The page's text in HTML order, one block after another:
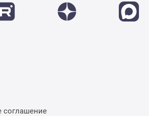
соглашение